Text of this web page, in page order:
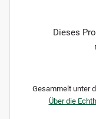
Dieses
Gesammelt unter
Über die